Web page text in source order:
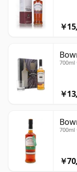
￥
700ml
￥
700ml
￥